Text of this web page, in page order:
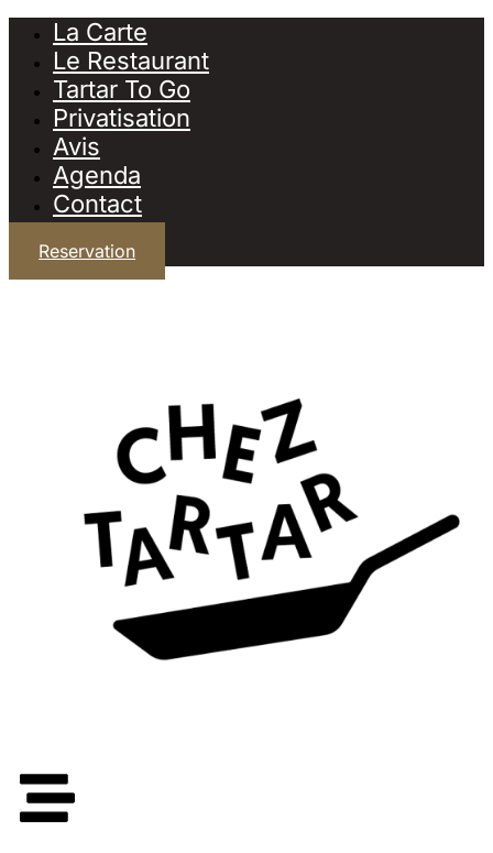
La Carte
Le Restaurant
Tartar To Go
Privatisation
Avis
Agenda
Contact
Reservation